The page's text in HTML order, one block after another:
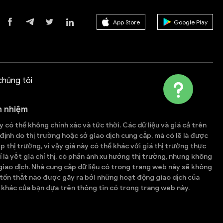
App Store Google Play
tôi
nhiệm
có thể không chính xác và tức thời. Các dữ liệu và giá cả trên
do thị trường hoặc sở giao dịch cung cấp, mà có lẽ là được
thị trường, vì vậy giá này có thể khác với giá thị trường thực
yết giá chỉ thị, có phản ánh xu hướng thị trường, nhưng không
dịch. Nhà cung cấp dữ liệu có trong trang web này sẽ không
thất nào được gây ra bởi những hoạt động giao dịch của
của bạn dựa trên thông tin có trong trang web này.